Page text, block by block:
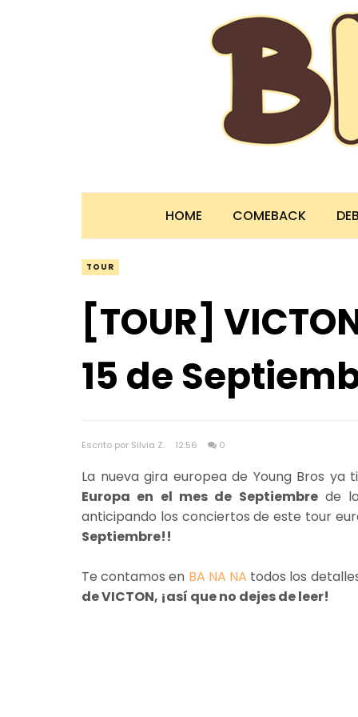
HOME COMEBACK
TOUR
[TOUR]
15 de
Escrito por Silvia Z. 12:56 0
La nueva gira europea de Young Bros ya
Europa en el mes de Septiembrede la
anticipando los conciertos de este tour
Septiembre!!
Te contamos en BA NA NA todos los
de VICTON, ¡así que no dejes de leer!